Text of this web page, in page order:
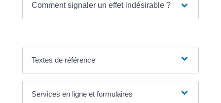
Comment signaler un effet indésirable ?
Textes de référence
Services en ligne et formulaires